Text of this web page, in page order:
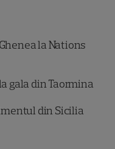
la Nations
gala din Taormina
din Sicilia